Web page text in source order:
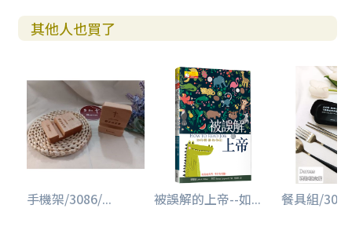
其他人也買了
手機架/3086/... 被誤解的上帝--如... 餐具組/